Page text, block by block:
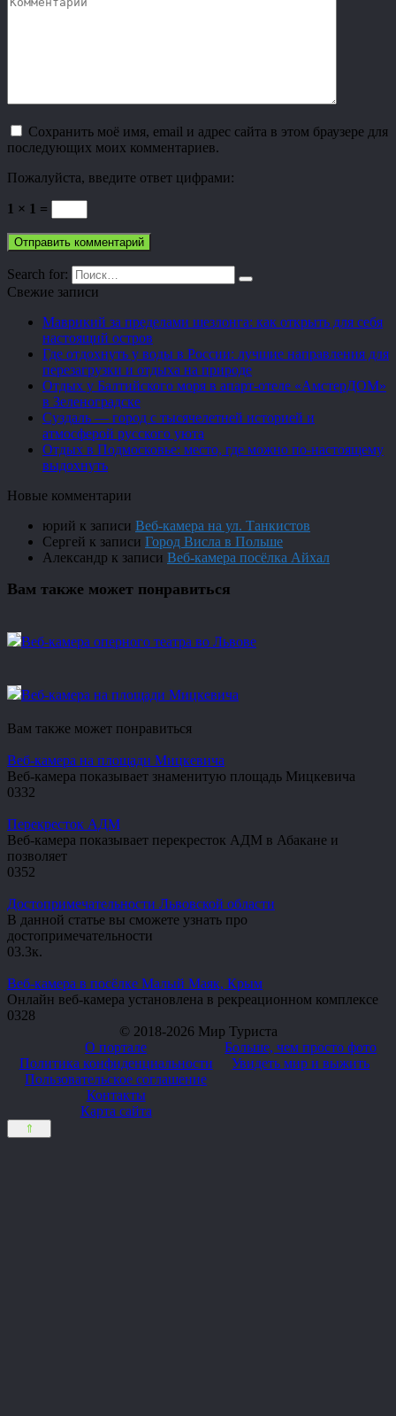
Сохранить моё имя, email и адрес сайта в этом браузере для
последующих моих комментариев.
Пожалуйста, введите ответ цифрами:
1 × 1 =
Search for:
Свежие записи
Маврикий за пределами шезлонга: как открыть для себя
настоящий остров
Где отдохнуть у воды в России: лучшие направления для
перезагрузки и отдыха на природе
Отдых у Балтийского моря в апарт-отеле «АмстерДОМ»
в Зеленоградске
Суздаль — город с тысячелетней историей и
атмосферой русского уюта
Отдых в Подмосковье: место, где можно по-настоящему
выдохнуть
Новые комментарии
юрий к записи Веб-камера на ул. Танкистов
Сергей к записи Город Висла в Польше
Александр к записи Веб-камера посёлка Айхал
Вам также может понравиться
Веб-камера оперного театра во Львове
Веб-камера на площади Мицкевича
Вам также может понравиться
Веб-камера на площади Мицкевича
Веб-камера показывает знаменитую площадь Мицкевича
0332
Перекресток АДМ
Веб-камера показывает перекресток АДМ в Абакане и
позволяет
0352
Достопримечательности Львовской области
В данной статье вы сможете узнать про
достопримечательности
03.3к.
Веб-камера в посёлке Малый Маяк, Крым
Онлайн веб-камера установлена в рекреационном комплексе
0328
© 2018-2026 Мир Туриста
О портале
Политика конфиденциальности
Пользовательское соглашение
Контакты
Карта сайта
Больше, чем просто фото
Увидеть мир и выжить